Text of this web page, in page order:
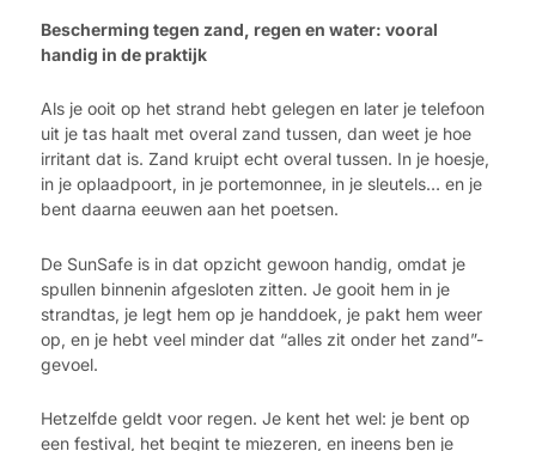
Bescherming tegen zand, regen en water: vooral
handig in de praktijk
Als je ooit op het strand hebt gelegen en later je telefoon
uit je tas haalt met overal zand tussen, dan weet je hoe
irritant dat is. Zand kruipt echt overal tussen. In je hoesje,
in je oplaadpoort, in je portemonnee, in je sleutels… en je
bent daarna eeuwen aan het poetsen.
De SunSafe is in dat opzicht gewoon handig, omdat je
spullen binnenin afgesloten zitten. Je gooit hem in je
strandtas, je legt hem op je handdoek, je pakt hem weer
op, en je hebt veel minder dat “alles zit onder het zand”-
gevoel.
Hetzelfde geldt voor regen. Je kent het wel: je bent op
een festival, het begint te miezeren, en ineens ben je